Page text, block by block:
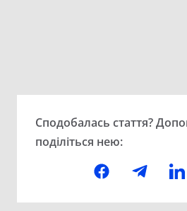
Сподобалась стаття?
поділіться нею: